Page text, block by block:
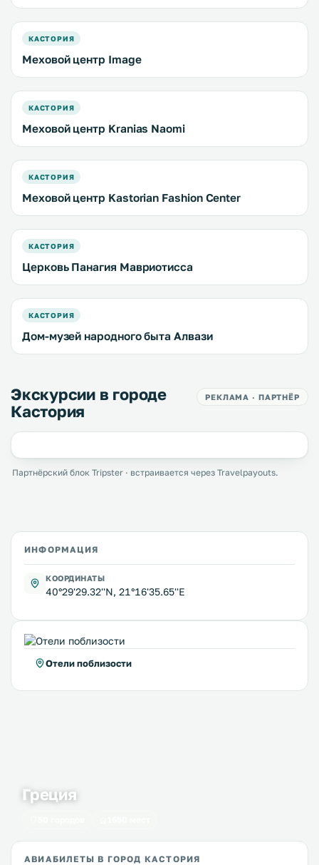
КАСТОРИЯ
Меховой центр Image
КАСТОРИЯ
Меховой центр Kranias Naomi
КАСТОРИЯ
Меховой центр Kastorian Fashion Center
КАСТОРИЯ
Церковь Панагия Мавриотисса
КАСТОРИЯ
Дом-музей народного быта Алвази
Экскурсии в городе
Кастория
РЕКЛАМА · ПАРТНЁР
Партнёрский блок Tripster · встраивается через Travelpayouts.
ИНФОРМАЦИЯ
КООРДИНАТЫ
40°29'29.32''N, 21°16'35.65''E
Отели поблизости
Греция
АВИАБИЛЕТЫ В ГОРОД КАСТОРИЯ